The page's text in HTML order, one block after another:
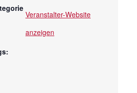
Veranstalter-Website
anzeigen